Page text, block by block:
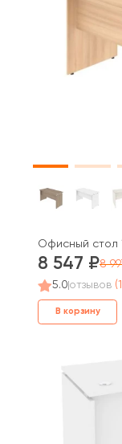
Офисный стол
8 547
8
5.0 отзывов
В корзину